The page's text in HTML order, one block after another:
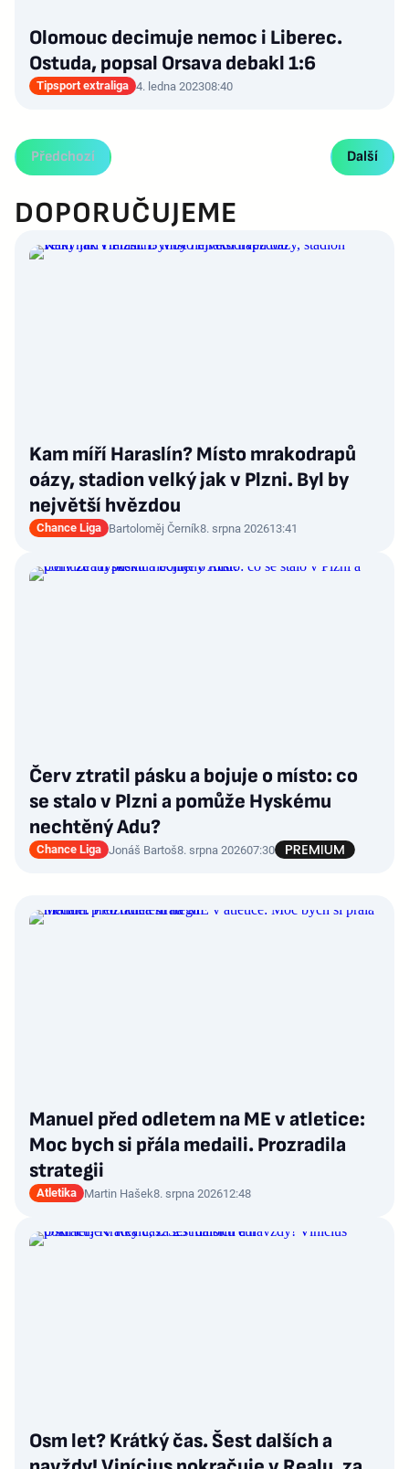
Olomouc decimuje nemoc i Liberec.
Ostuda, popsal Orsava debakl 1:6
Tipsport extraliga 4. ledna 202308:40
Předchozí Další
DOPORUČUJEME
Kam míří Haraslín? Místo mrakodrapů
oázy, stadion velký jak v Plzni. Byl by
největší hvězdou
Chance Liga Bartoloměj Černík8. srpna 202613:41
Červ ztratil pásku a bojuje o místo: co
se stalo v Plzni a pomůže Hyskému
nechtěný Adu?
Chance Liga Jonáš Bartoš8. srpna 202607:30
Manuel před odletem na ME v atletice:
Moc bych si přála medaili. Prozradila
strategii
Atletika Martin Hašek8. srpna 202612:48
Osm let? Krátký čas. Šest dalších a